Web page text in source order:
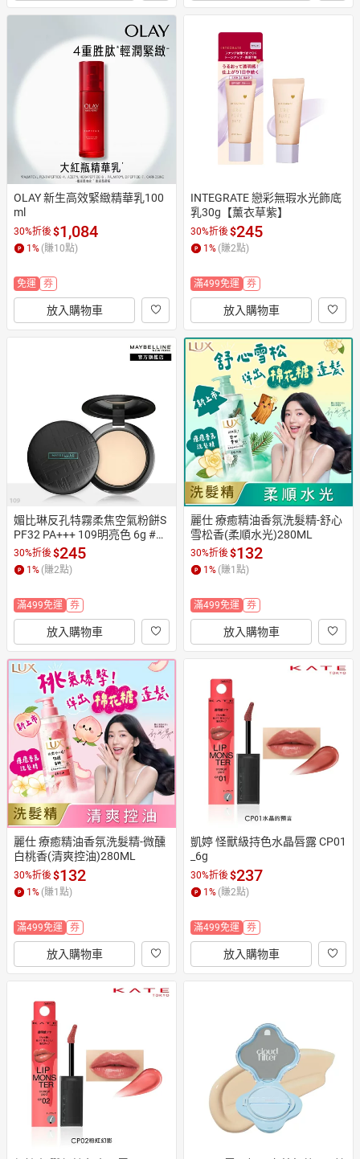
OLAY 新生高效緊緻精華乳100
ml
30%折後$1,084
1% (賺10點)
免運 券
放入購物車
INTEGRATE 戀彩無瑕水光飾底
乳30g【薰衣草紫】
30%折後$245
1% (賺2點)
滿499免運 券
放入購物車
媚比琳反孔特霧柔焦空氣粉餅S
PF32 PA+++ 109明亮色 6g #空
氣小圓餅
30%折後$245
1 % (賺2點)
滿499免運 券
放入購物車
麗仕 療癒精油香氛洗髮精-舒心
雪松香(柔順水光)280ML
30%折後$132
1 % (賺1 點)
滿499免運 券
放入購物車
麗仕 療癒精油香氛洗髮精-微醺
白桃香(清爽控油)280ML
30%折後$132
1% (賺1點)
滿499免運 券
放入購物車
凱婷 怪獸級持色水晶唇露 CP01
_6g
30%折後$237
1% (賺2點)
滿499免運 券
放入購物車